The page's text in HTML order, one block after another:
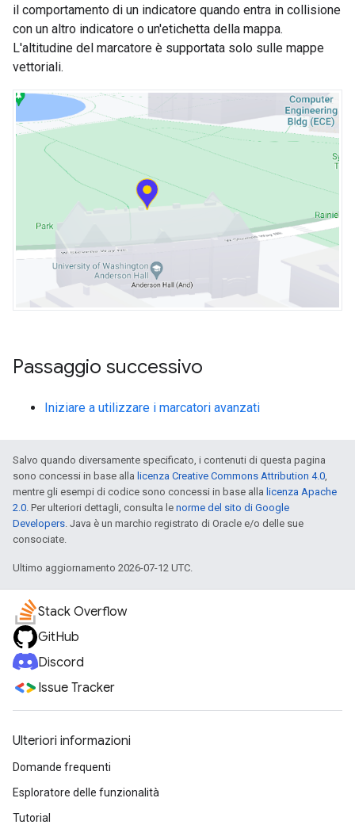
il comportamento di un indicatore quando entra in collisione
con un altro indicatore o un'etichetta della mappa.
L'altitudine del marcatore è supportata solo sulle mappe
vettoriali.
Passaggio successivo
Iniziare a utilizzare i marcatori avanzati
Salvo quando diversamente specificato, i contenuti di questa pagina
sono concessi in base alla licenza Creative Commons Attribution 4.0,
mentre gli esempi di codice sono concessi in base alla licenza Apache
2.0. Per ulteriori dettagli, consulta le norme del sito di Google
Developers. Java è un marchio registrato di Oracle e/o delle sue
consociate.
Ultimo aggiornamento 2026-07-12 UTC.
Stack Overflow
GitHub
Discord
Issue Tracker
Ulteriori informazioni
Domande frequenti
Esploratore delle funzionalità
Tutorial